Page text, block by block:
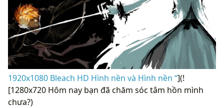
1920x1080 Bleach HD Hình nền và Hình nền “](!
[1280x720 Hôm nay bạn đã chăm sóc tâm hồn mình
chưa?)